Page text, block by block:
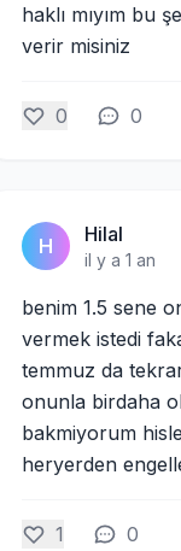
haklı mıyım bu
verir misiniz
0 0
H Hilal
il y a 1 an
benim 1.5 sene
vermek istedi
temmuz da
onunla birdaha
bakmiyorum
heryerden
1 0